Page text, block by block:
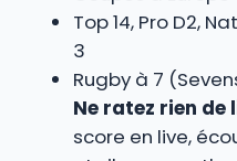
Top 14, Pro D2,
3
Rugby à 7
Ne ratez rien de
score en live,